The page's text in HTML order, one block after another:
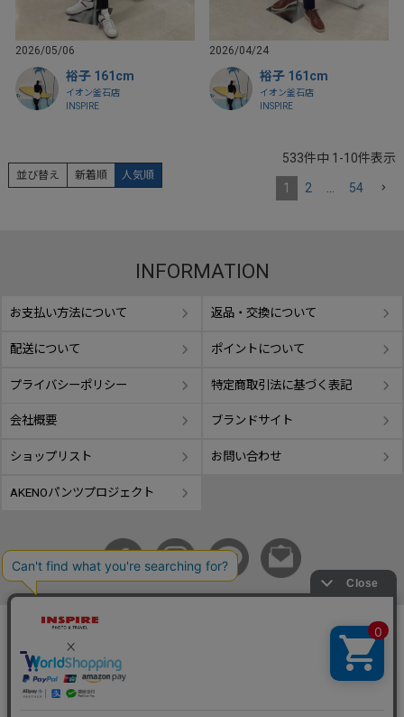
2026/05/06
裕子 161cm
イオン釜石店
INSPIRE
2026/04/24
裕子 161cm
イオン釜石店
INSPIRE
並び替え 新着順 人気順
533件中 1 -10件表示
1 2 … 54
INFORMATION
お支払い方法について 返品・交換について
配送について ポイントについて
プライバシーポリシー 特定商取引法に基づく表記
会社概要 ブランドサイト
ショップリスト お問い合わせ
AKENOパンツプロジェクト
copyright © GIFUTAKE All rights reserved.